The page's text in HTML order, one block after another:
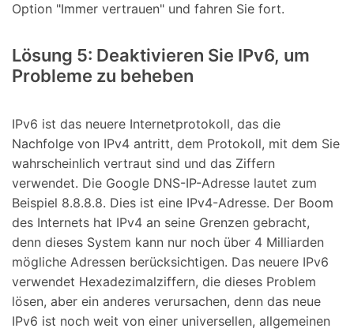
Option "Immer vertrauen" und fahren Sie fort.
Lösung 5: Deaktivieren Sie IPv6, um
Probleme zu beheben
IPv6 ist das neuere Internetprotokoll, das die
Nachfolge von IPv4 antritt, dem Protokoll, mit dem Sie
wahrscheinlich vertraut sind und das Ziffern
verwendet. Die Google DNS-IP-Adresse lautet zum
Beispiel 8.8.8.8. Dies ist eine IPv4-Adresse. Der Boom
des Internets hat IPv4 an seine Grenzen gebracht,
denn dieses System kann nur noch über 4 Milliarden
mögliche Adressen berücksichtigen. Das neuere IPv6
verwendet Hexadezimalziffern, die dieses Problem
lösen, aber ein anderes verursachen, denn das neue
IPv6 ist noch weit von einer universellen, allgemeinen